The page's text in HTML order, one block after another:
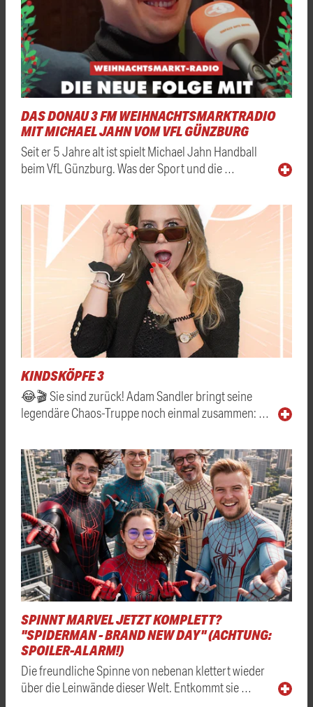
DAS DONAU 3 FM WEIHNACHTSMARKTRADIO
MIT MICHAEL JAHN VOM VFL GÜNZBURG
Seit er 5 Jahre alt ist spielt Michael Jahn Handball
beim VfL Günzburg. Was der Sport und die …
KINDSKÖPFE 3
😂🎬 Sie sind zurück! Adam Sandler bringt seine
legendäre Chaos-Truppe noch einmal zusammen: …
SPINNT MARVEL JETZT KOMPLETT?
"SPIDERMAN - BRAND NEW DAY" (ACHTUNG:
SPOILER-ALARM!)
Die freundliche Spinne von nebenan klettert wieder
über die Leinwände dieser Welt. Entkommt sie …